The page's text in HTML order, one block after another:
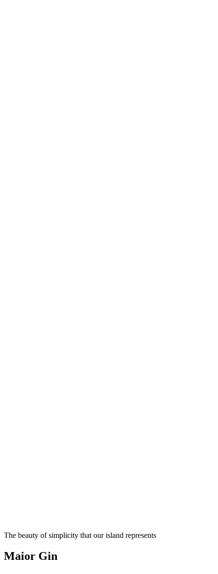
The beauty of simplicity that our island represents
Maior Gin